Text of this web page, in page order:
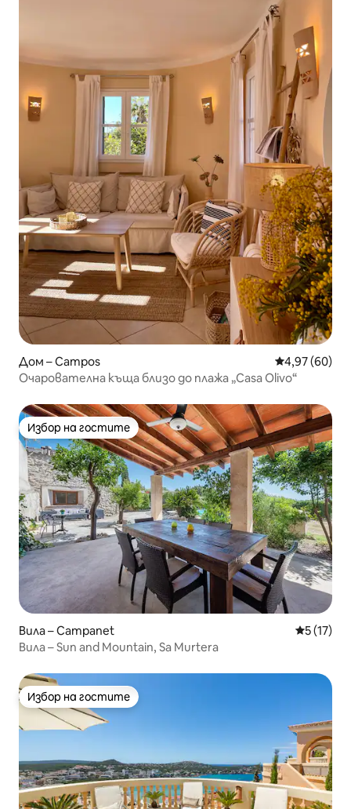
Дом – Campos Средна
4,97 (60)
Очарователна къща близо до плажа „Casa Olivo“
Избор на гостите
Избор на гостите
Вила – Campanet Средна
5 (17)
Вила – Sun and Mountain, Sa Murtera
Избор на гостите
Избор на гостите